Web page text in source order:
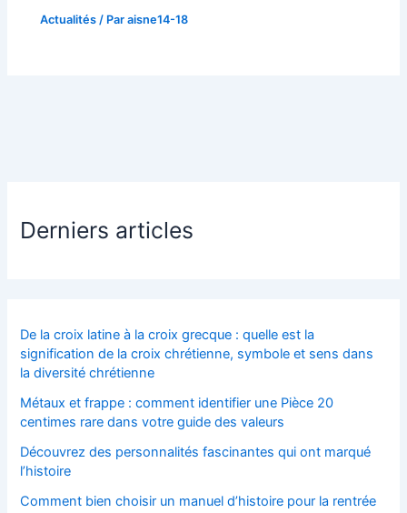
Actualités / Paraisne14-18
Derniers articles
De la croix latine à la croix grecque : quelle est la
signification de la croix chrétienne, symbole et sens dans
la diversité chrétienne
Métaux et frappe : comment identifier une Pièce 20
centimes rare dans votre guide des valeurs
Découvrez des personnalités fascinantes qui ont marqué
l’histoire
Comment bien choisir un manuel d’histoire pour la rentrée